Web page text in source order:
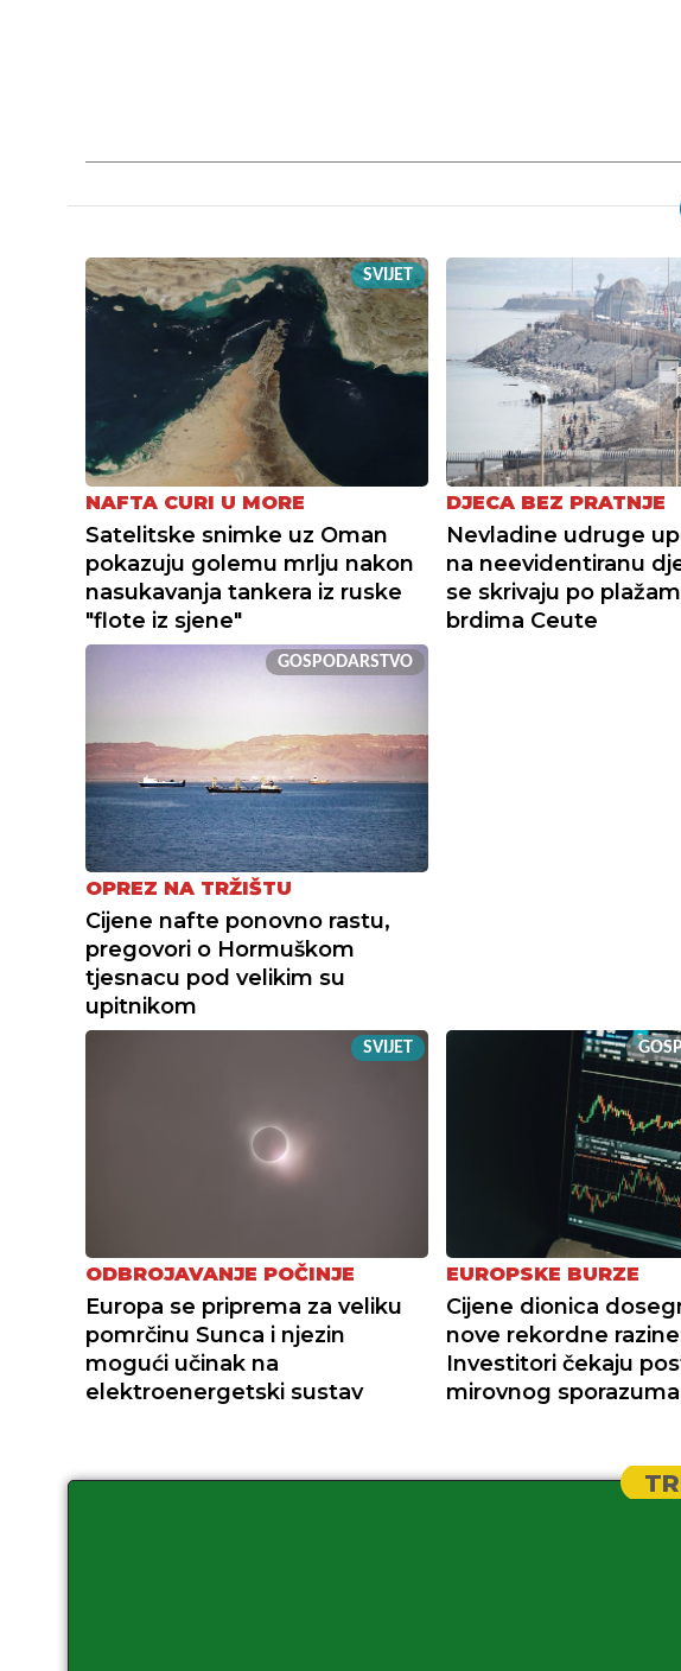
SVIJET
NAFTA CURI U MORE
Satelitske snimke uz Oman
pokazuju golemu mrlju nakon
nasukavanja tankera iz ruske
"flote iz sjene"
DJECA BEZ PRATNJE
Nevladine udruge
na neevidentiranu
se skrivaju po
brdima Ceute
GOSPODARSTVO
OPREZ NA TRŽIŠTU
Cijene nafte ponovno rastu,
pregovori o Hormuškom
tjesnacu pod velikim su
upitnikom
SVIJET
ODBROJAVANJE POČINJE
Europa se priprema za veliku
pomrčinu Sunca i njezin
mogući učinak na
elektroenergetski sustav
EUROPSKE BURZE
Cijene dionica
nove rekordne
Investitori čekaju
mirovnog sporazuma